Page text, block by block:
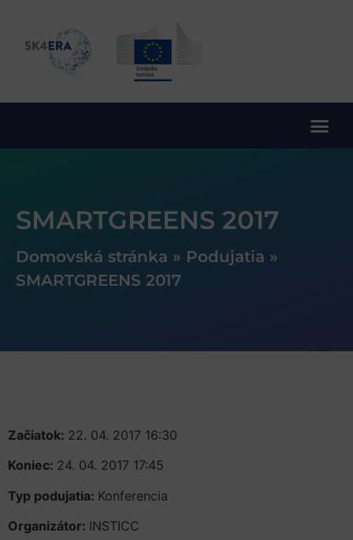
SMARTGREENS 2017
Domovská stránka » Podujatia »
SMARTGREENS 2017
Začiatok: 22. 04. 2017 16:30
Koniec: 24. 04. 2017 17:45
Typ podujatia: Konferencia
Organizátor: INSTICC